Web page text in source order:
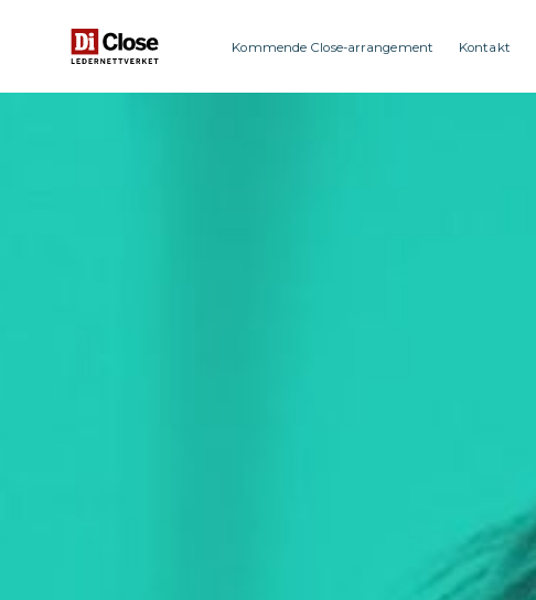
Kommende Close-arrangement Kontakt